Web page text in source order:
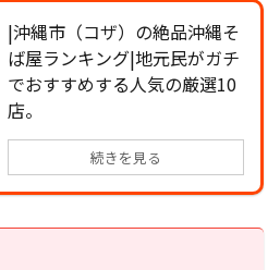
|沖縄市（コザ）の絶品沖縄そ
ば屋ランキング|地元民がガチ
でおすすめする人気の厳選10
店。
続きを見る